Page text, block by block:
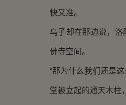
快又准。
乌子却在那边说，
佛寺空间。
“那为什么我们还是
堂被立起的通天木柱